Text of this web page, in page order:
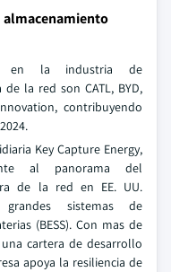
en la industria de
la red son CATL, BYD,
contribuyendo
Key Capture Energy,
al panorama del
de la red en EE. UU.
sistemas de
(BESS). Con mas de
cartera de desarrollo
apoya la resiliencia de